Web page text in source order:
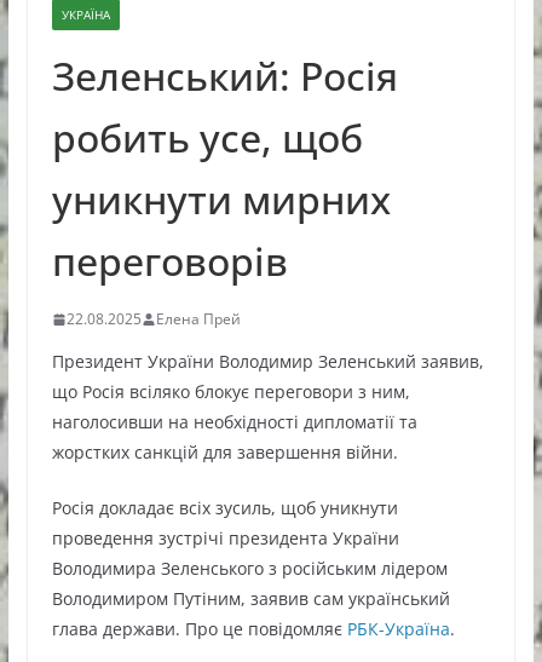
УКРАЇНА
Зеленський: Росія
робить усе, щоб
уникнути мирних
переговорів
22.08.2025 Елена Прей
Президент України Володимир Зеленський заявив,
що Росія всіляко блокує переговори з ним,
наголосивши на необхідності дипломатії та
жорстких санкцій для завершення війни.
Росія докладає всіх зусиль, щоб уникнути
проведення зустрічі президента України
Володимира Зеленського з російським лідером
Володимиром Путіним, заявив сам український
глава держави. Про це повідомляє РБК-Україна.